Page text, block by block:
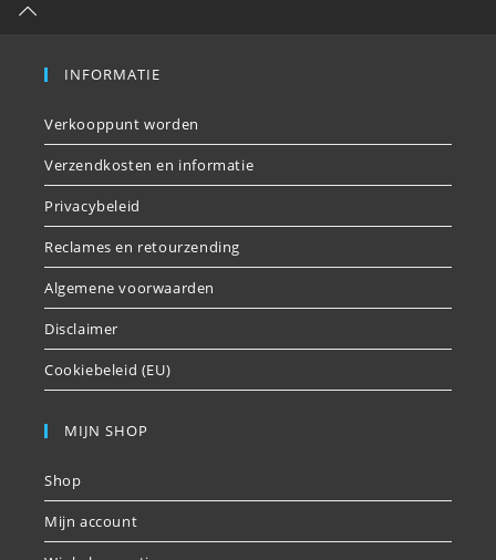
INFORMATIE
Verkooppunt worden
Verzendkosten en informatie
Privacybeleid
Reclames en retourzending
Algemene voorwaarden
Disclaimer
Cookiebeleid (EU)
MIJN SHOP
Shop
Mijn account